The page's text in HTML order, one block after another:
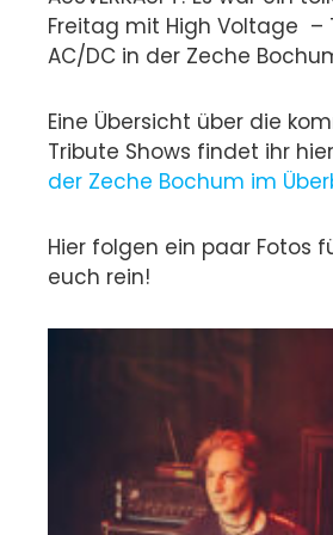
Freitag mit High Voltage –
AC/DC in der Zeche
Eine Übersicht über die
Tribute Shows findet ihr
der Zeche Bochum im
Hier folgen ein paar Fotos
euch rein!